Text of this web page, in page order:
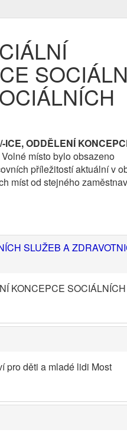
ODDĚLENÍ
místo bylo obsazeno
příležitostí aktuální v
míst od stejného
SLUŽEB A
KONCEPCE SOCIÁLNÍCH
pro děti a mladé lidi Most